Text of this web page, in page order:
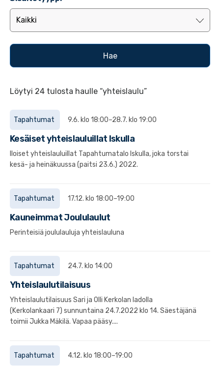
Löytyi 24 tulosta haulle “yhteislaulu”
Tapahtumat 9.6. klo 18:00–28.7. klo 19:00
Kesäiset yhteislauluillat Iskulla
Iloiset yhteislauluillat Tapahtumatalo Iskulla, joka torstai
kesä- ja heinäkuussa (paitsi 23.6.) 2022.
Tapahtumat 17.12. klo 18:00–19:00
Kauneimmat Joululaulut
Perinteisiä joululauluja yhteislauluna
Tapahtumat 24.7. klo 14:00
Yhteislaulutilaisuus
Yhteislaulutilaisuus Sari ja Olli Kerkolan ladolla
(Kerkolankaari 7) sunnuntaina 24.7.2022 klo 14. Säestäjänä
toimii Jukka Mäkilä. Vapaa pääsy....
Tapahtumat 4.12. klo 18:00–19:00